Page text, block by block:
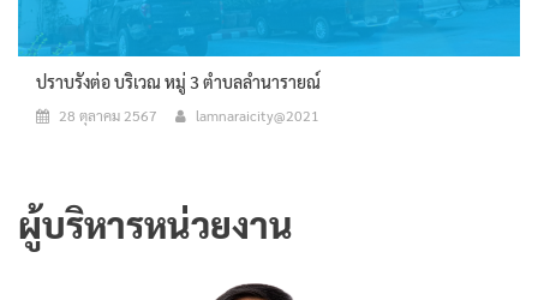
ปราบรังต่อ บริเวณ หมู่ 3 ตำบลลำนารายณ์
28 ตุลาคม 2567 lamnaraicity@2021
ผู้บริหารหน่วยงาน